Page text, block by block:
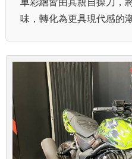
味，轉化為更具現代感的